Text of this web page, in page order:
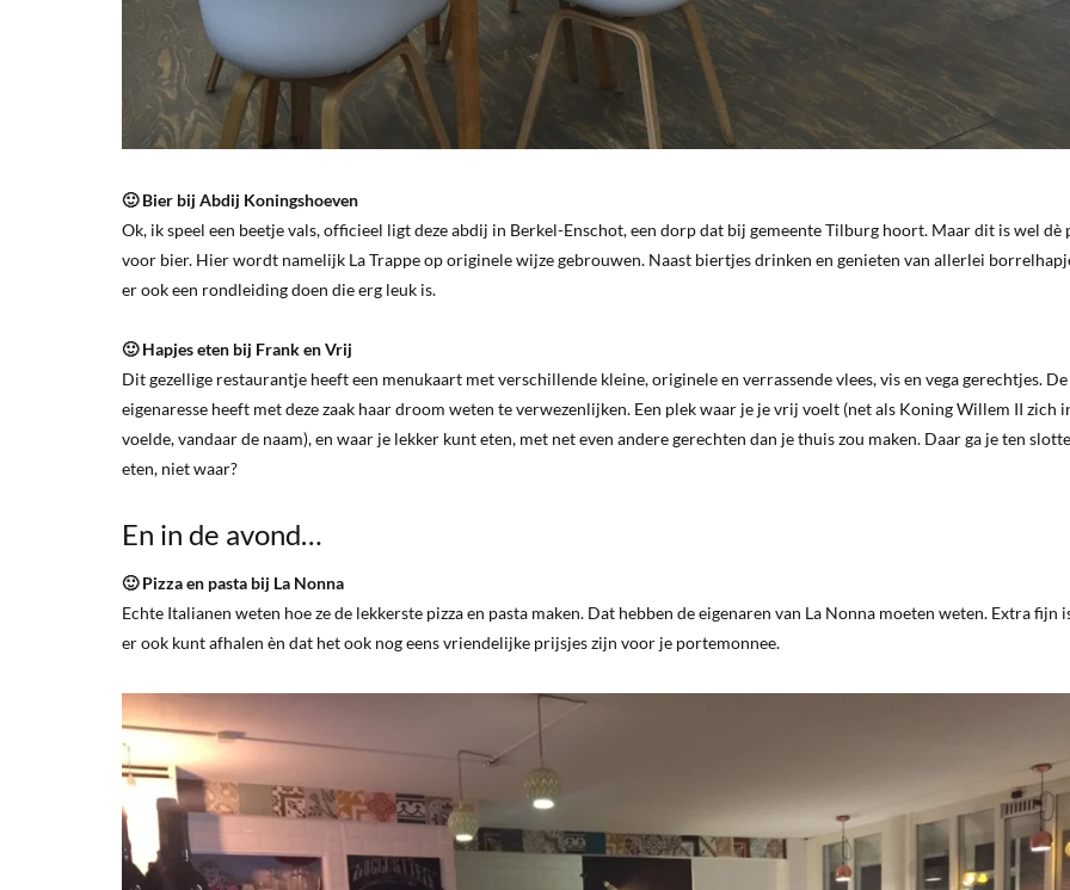
🙂 Bier bij Abdij Koningshoeven
Ok, ik speel een beetje vals, officieel ligt deze abdij in Berkel-Enschot, een dorp dat bij gemeente Tilburg hoort. Maar dit is wel dè
voor bier. Hier wordt namelijk La Trappe op originele wijze gebrouwen. Naast biertjes drinken en genieten van allerlei
er ook een rondleiding doen die erg leuk is.
🙂 Hapjes eten bij Frank en Vrij
Dit gezellige restaurantje heeft een menukaart met verschillende kleine, originele en verrassende vlees, vis en vega gerechtjes. De
eigenaresse heeft met deze zaak haar droom weten te verwezenlijken. Een plek waar je je vrij voelt (net als Koning Willem II zich
voelde, vandaar de naam), en waar je lekker kunt eten, met net even andere gerechten dan je thuis zou maken. Daar ga je ten
eten, niet waar?
En in de avond…
🙂 Pizza en pasta bij La Nonna
Echte Italianen weten hoe ze de lekkerste pizza en pasta maken. Dat hebben de eigenaren van La Nonna moeten weten. Extra fijn
er ook kunt afhalen èn dat het ook nog eens vriendelijke prijsjes zijn voor je portemonnee.